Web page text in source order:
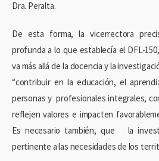
Dra. Peralta.
De esta forma, la vicerrectora
profunda a lo que establecía el DFL-
va más allá de la docencia y la
“contribuir en la educación, el
personas y profesionales integrales,
reflejen valores e impacten
Es necesario también, que la
pertinente a las necesidades de los